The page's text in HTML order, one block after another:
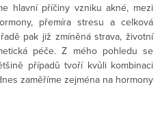
hlavní příčiny vzniku akné, mezi
přemíra stresu a celková
pak již zmíněná strava, životní
péče. Z mého pohledu se
případů tvoří kvůli kombinaci
zaměříme zejména na hormony